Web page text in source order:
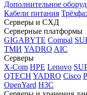
Дополнительное
Кабели питания
Серверы и СХД
Серверные платформы
GIGABYTE Compal
ТМИ YADRO AIC
Серверы
X-Com HPE Lenovo
QTECH YADRO Cisco
OpenYard H3C